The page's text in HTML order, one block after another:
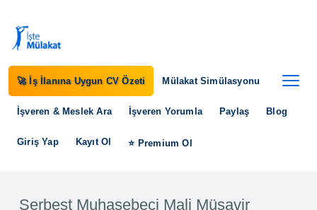
🚀 İş İlanına Uygun CV Özeti Mülakat Simülasyonu
İşveren & Meslek Ara İşveren Yorumla Paylaş Blog
Giriş Yap Kayıt Ol ⭐ Premium Ol
Serbest Muhasebeci Mali Müşavir